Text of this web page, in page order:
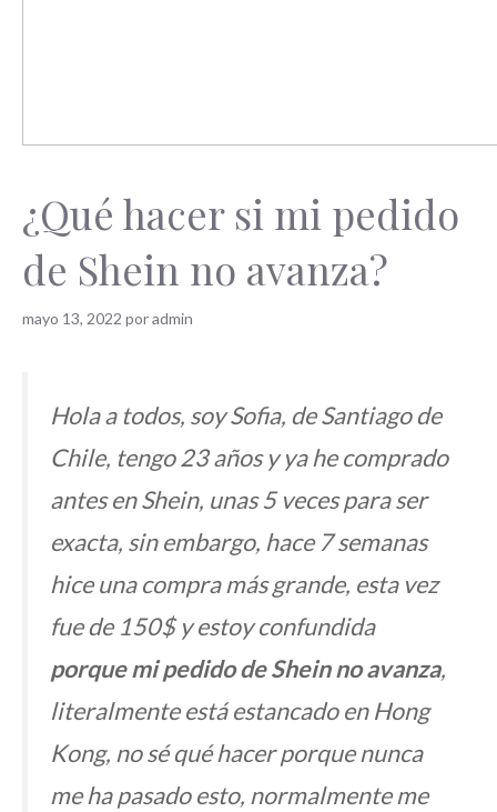
¿Qué hacer si mi pedido
de Shein no avanza?
mayo 13, 2022 poradmin
Hola a todos, soy Sofia, de Santiago de
Chile, tengo 23 años y ya he comprado
antes en Shein, unas 5 veces para ser
exacta, sin embargo, hace 7 semanas
hice una compra más grande, esta vez
fue de 150$ y estoy confundida
porque mi pedido de Shein no avanza,
literalmente está estancado en Hong
Kong, no sé qué hacer porque nunca
me ha pasado esto, normalmente me